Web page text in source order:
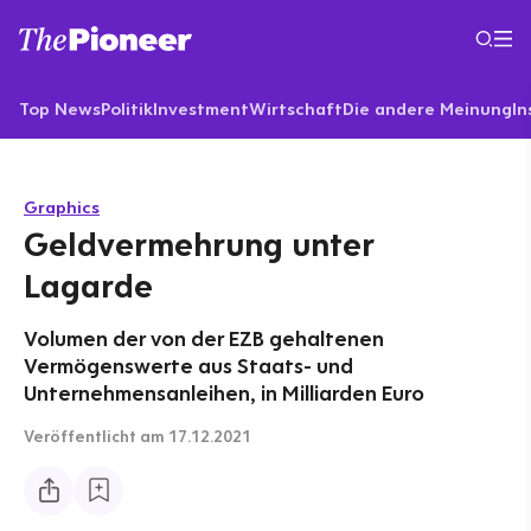
Top NewsPolitikInvestmentWirtschaftDie andere Meinung
Graphics
Geldvermehrung unter
Lagarde
Volumen der von der EZB gehaltenen
Vermögenswerte aus Staats- und
Unternehmensanleihen, in Milliarden Euro
Veröffentlicht am 17.12.2021